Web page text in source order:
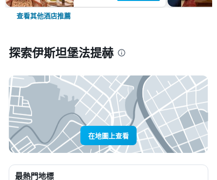
查看其他酒店推薦
探索伊斯坦堡法提赫
在地圖上查看
最熱門地標